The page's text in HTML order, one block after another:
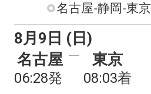
名古屋-静岡-東京
8月9日 (日)
名古屋
06:28発
東京
08:03着